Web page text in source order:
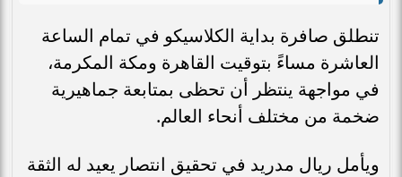
تنطلق صافرة بداية الكلاسيكو في تمام الساعة
العاشرة مساءً بتوقيت القاهرة ومكة المكرمة،
في مواجهة ينتظر أن تحظى بمتابعة جماهيرية
ضخمة من مختلف أنحاء العالم.
ويأمل ريال مدريد في تحقيق انتصار يعيد له الثقة